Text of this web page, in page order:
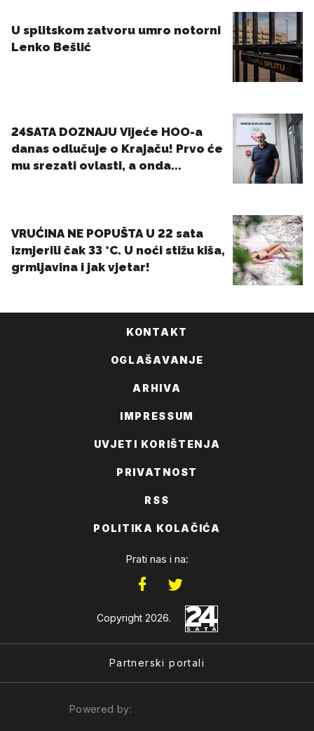
KONTAKT
OGLAŠAVANJE
ARHIVA
IMPRESSUM
UVJETI KORIŠTENJA
PRIVATNOST
RSS
POLITIKA KOLAČIĆA
Prati nas i na:
Copyright 2026.
Partnerski portali
Powered by: